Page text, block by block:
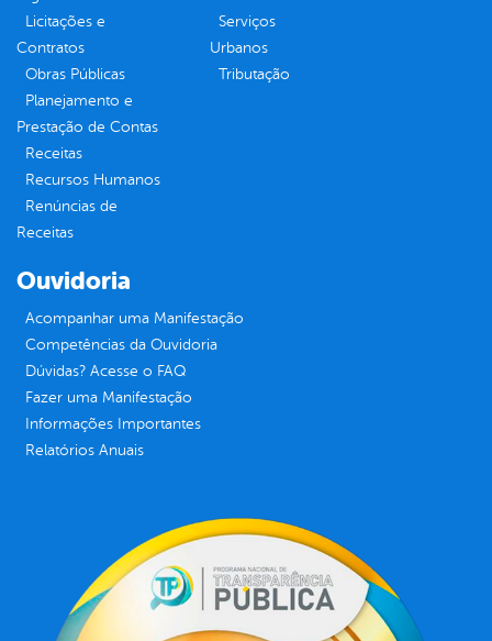
Licitações e
Contratos
Obras Públicas
Planejamento e
Prestação de Contas
Receitas
Recursos Humanos
Renúncias de
Receitas
Serviços
Urbanos
Tributação
Ouvidoria
Acompanhar uma Manifestação
Competências da Ouvidoria
Dúvidas? Acesse o FAQ
Fazer uma Manifestação
Informações Importantes
Relatórios Anuais